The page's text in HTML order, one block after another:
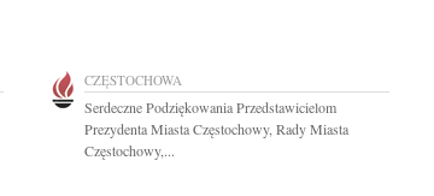
CZĘSTOCHOWA
Serdeczne Podziękowania Przedstawicielom
Prezydenta Miasta Częstochowy, Rady Miasta
Częstochowy,...